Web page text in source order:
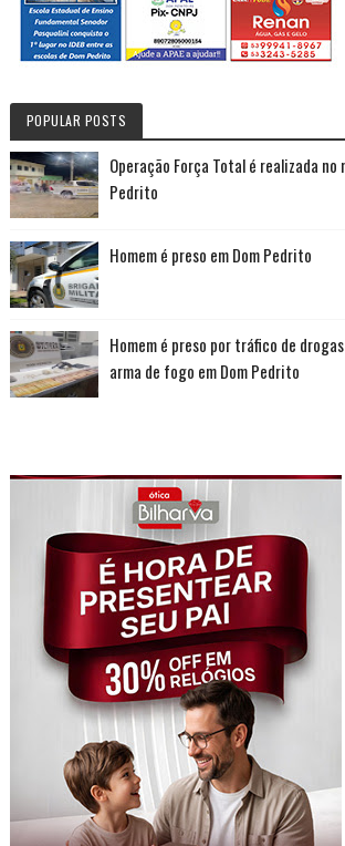
POPULAR POSTS
Operação Força Total é realizada no
Pedrito
Homem é preso em Dom Pedrito
Homem é preso por tráfico de
arma de fogo em Dom Pedrito